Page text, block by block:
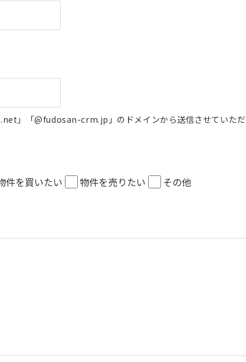
」「@fudosan-crm.jp」のドメインから送信させていた
件を買いたい 物件を売りたい その他